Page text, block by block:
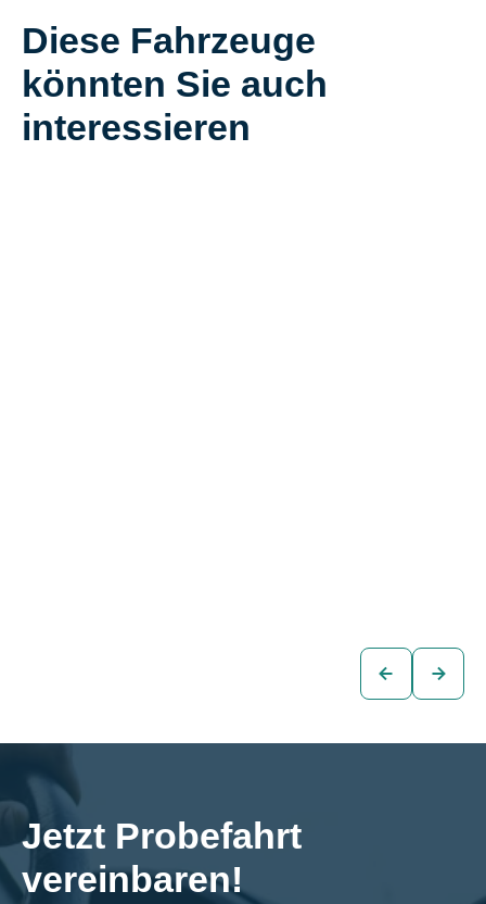
Diese Fahrzeuge
könnten Sie auch
interessieren
zum
Fahrzeug
Jetzt Probefahrt
vereinbaren!